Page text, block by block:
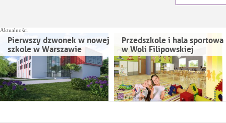
Aktualności
Pierwszy dzwonek w nowej
szkole w Warszawie
Przedszkole i hala sportowa
w Woli Filipowskiej